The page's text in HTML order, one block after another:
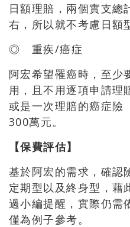
日額理賠，兩個實支總
右，所以就不考慮日額
◎ 重疾/癌症
阿宏希望罹癌時，至少
用，且不用逐項申請理
或是一次理賠的癌症險
300萬元。
【保費評估】
基於阿宏的需求，確認
定期型以及終身型，藉
過小編提醒，實際仍需
僅為例子參考。